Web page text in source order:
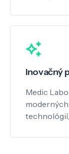
Inovačný
Medic